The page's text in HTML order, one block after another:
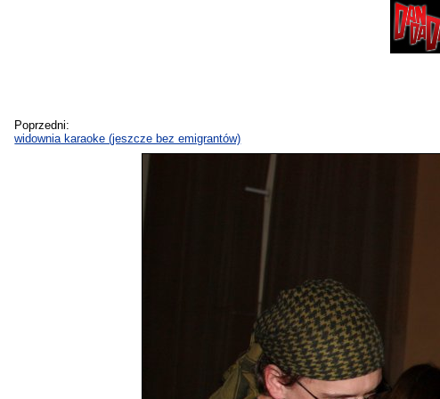
Poprzedni:
widownia karaoke (jeszcze bez emigrantów)